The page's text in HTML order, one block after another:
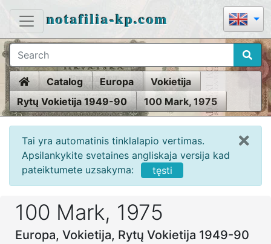
notafilia-kp.com
HomeCatalog Europa
Vokietija
Rytų Vokietija 1949-90
100 Mark, 1975
Tai yra automatinis tinklalapio vertimas.
Apsilankykite svetaines angliskaja versija kad
pateiktumete uzsakyma:
tęsti
100 Mark, 1975
Europa, Vokietija, Rytų Vokietija 1949-90